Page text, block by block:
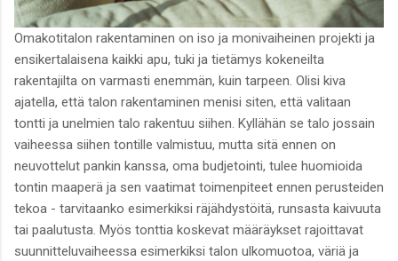
Omakotitalon rakentaminen on iso ja monivaiheinen projekti ja
ensikertalaisena kaikki apu, tuki ja tietämys kokeneilta
rakentajilta on varmasti enemmän, kuin tarpeen. Olisi kiva
ajatella, että talon rakentaminen menisi siten, että valitaan
tontti ja unelmien talo rakentuu siihen. Kyllähän se talo jossain
vaiheessa siihen tontille valmistuu, mutta sitä ennen on
neuvottelut pankin kanssa, oma budjetointi, tulee huomioida
tontin maaperä ja sen vaatimat toimenpiteet ennen perusteiden
tekoa - tarvitaanko esimerkiksi räjähdystöitä, runsasta kaivuuta
tai paalutusta. Myös tonttia koskevat määräykset rajoittavat
suunnitteluvaiheessa esimerkiksi talon ulkomuotoa, väriä ja